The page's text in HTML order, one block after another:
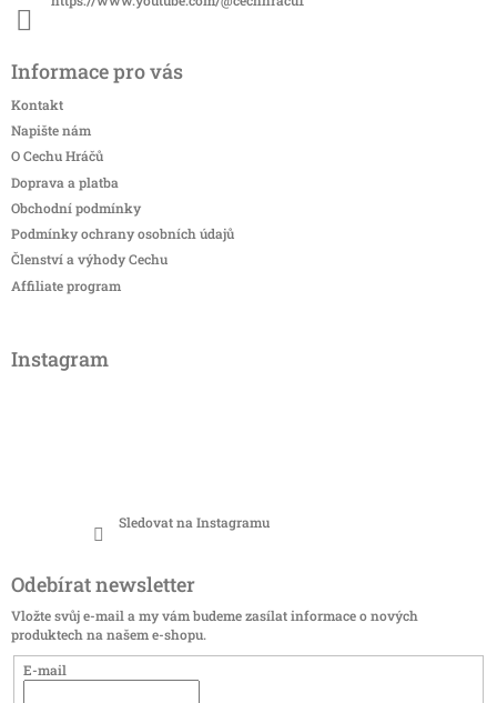
Informace pro vás
Kontakt
Napište nám
O Cechu Hráčů
Doprava a platba
Obchodní podmínky
Podmínky ochrany osobních údajů
Členství a výhody Cechu
Affiliate program
Instagram
Sledovat na Instagramu
Odebírat newsletter
Vložte svůj e-mail a my vám budeme zasílat informace o nových
produktech na našem e-shopu.
E-mail